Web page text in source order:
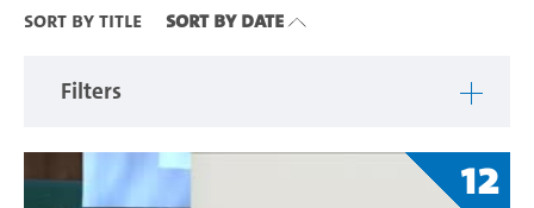
Sort By Title Sort By Date
Filters
12